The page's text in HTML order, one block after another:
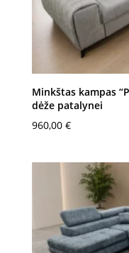
Minkštas kampas
dėže patalynei
960,00 €